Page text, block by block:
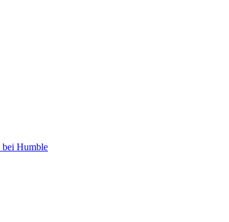
bei Humble